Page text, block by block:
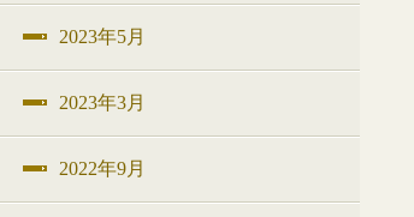
2023年5月
2023年3月
2022年9月